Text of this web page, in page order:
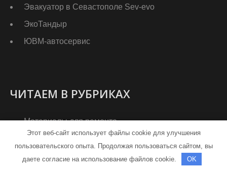
Эвакуатор в Севастополе Sev-evo
ЭкоТандыр
ЮВМ-автосервис
ЧИТАЕМ В РУБРИКАХ
Материалы для ремонта
Этот веб-сайт использует файлы cookie для улучшения
пользовательского опыта. Продолжая пользоваться сайтом, вы
даете согласие на использование файлов cookie.
OK